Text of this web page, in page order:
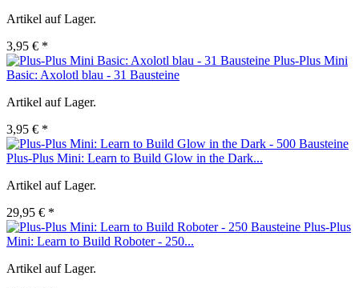
Artikel auf Lager.
3,95 € *
Plus-Plus Mini
Basic: Axolotl blau - 31 Bausteine
Artikel auf Lager.
3,95 € *
Plus-Plus Mini: Learn to Build Glow in the Dark...
Artikel auf Lager.
29,95 € *
Plus-Plus
Mini: Learn to Build Roboter - 250...
Artikel auf Lager.